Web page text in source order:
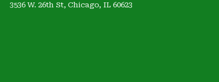
3536 W. 26th St, Chicago, IL 60623